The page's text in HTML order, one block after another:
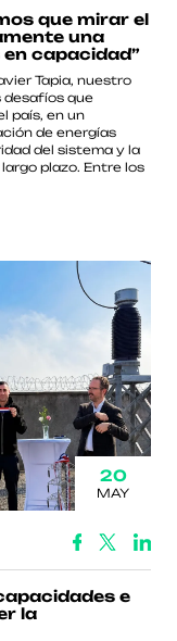
que mirar el
una
capacidad”
Tapia, nuestro
desafíos que
país, en un
de energías
del sistema y la
plazo. Entre los
20
MAY
e
la